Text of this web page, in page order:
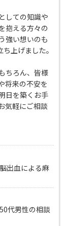
しての知識や
抱える方々の
強い想いのも
上げました。
ちろん、皆様
将来の不安を
日を築くお手
気軽にご相談
出血による麻
代男性の相談